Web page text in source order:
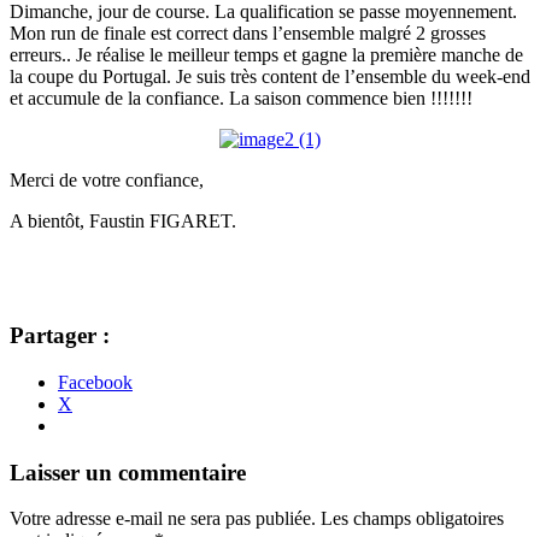
Dimanche, jour de course. La qualification se passe moyennement.
Mon run de finale est correct dans l’ensemble malgré 2 grosses
erreurs.. Je réalise le meilleur temps et gagne la première manche de
la coupe du Portugal. Je suis très content de l’ensemble du week-end
et accumule de la confiance. La saison commence bien !!!!!!!
Merci de votre confiance,
A bientôt, Faustin FIGARET.
Partager :
Facebook
X
Navigation
←
→
Laisser un commentaire
Votre adresse e-mail ne sera pas publiée. Les champs obligatoires